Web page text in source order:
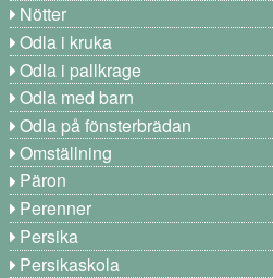
Nötter
Odla i kruka
Odla i pallkrage
Odla med barn
Odla på fönsterbrädan
Omställning
Päron
Perenner
Persika
Persikaskola